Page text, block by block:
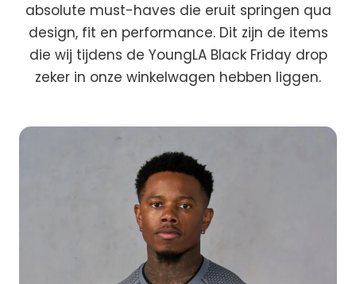
absolute must-haves die eruit springen qua
design, fit en performance. Dit zijn de items
die wij tijdens de YoungLA Black Friday drop
zeker in onze winkelwagen hebben liggen.